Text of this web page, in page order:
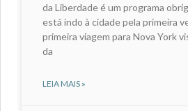
da Liberdade é um programa
está indo à cidade pela primeira
primeira viagem para Nova York
da
LEIA MAIS »